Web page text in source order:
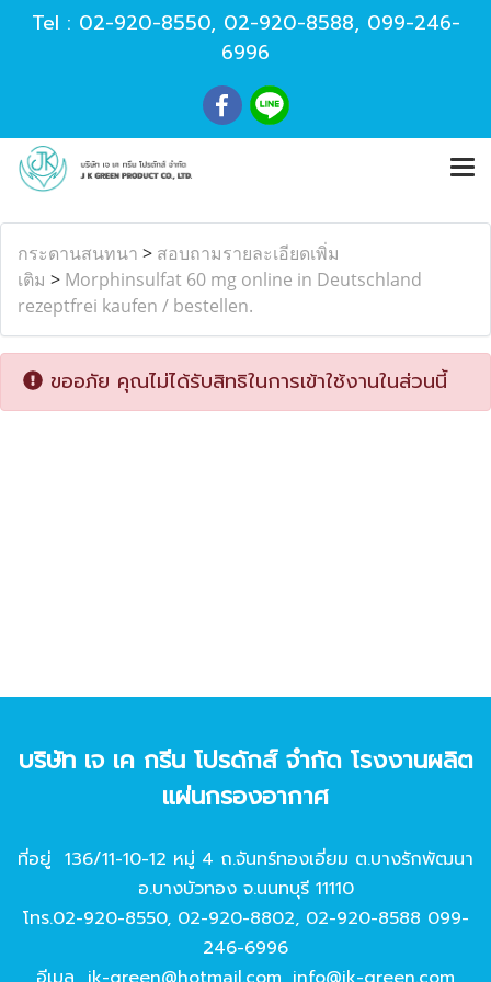
Tel : 02-920-8550, 02-920-8588, 099-246-
6996
กระดานสนทนา > สอบถามรายละเอียดเพิ่ม
เติม > Morphinsulfat 60 mg online in Deutschland
rezeptfrei kaufen / bestellen.
ขออภัย คุณไม่ได้รับสิทธิในการเข้าใช้งานในส่วนนี้
บริษัท เจ เค กรีน โปรดักส์ จํากัด โรงงานผลิต
แผ่นกรองอากาศ
ที่อยู่ 136/11-10-12 หมู่ 4 ถ.จันทร์ทองเอี่ยม ต.บางรักพัฒนา
อ.บางบัวทอง จ.นนทบุรี 11110
โทร.02-920-8550, 02-920-8802, 02-920-8588 099-
246-6996